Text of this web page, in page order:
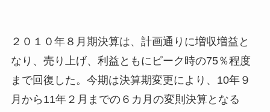
２０１０年８月期決算は、計画通りに増収増益と
なり、売り上げ、利益ともにピーク時の75％程度
まで回復した。今期は決算期変更により、10年９
月から11年２月までの６カ月の変則決算となる